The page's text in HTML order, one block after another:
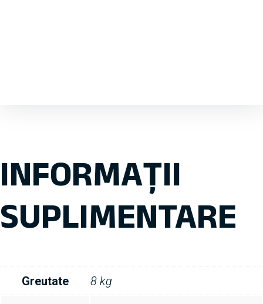
INFORMAȚII
SUPLIMENTARE
Greutate 8 kg